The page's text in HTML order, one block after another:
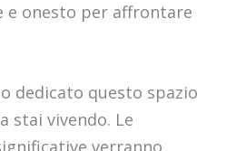
e onesto per affrontare
dedicato questo spazio
stai vivendo. Le
verranno